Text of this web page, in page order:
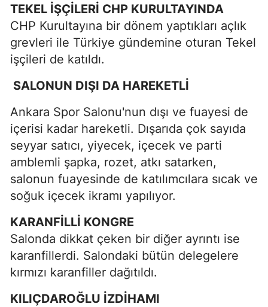
TEKEL İŞÇİLERİ CHP KURULTAYINDA
CHP Kurultayına bir dönem yaptıkları açlık
grevleri ile Türkiye gündemine oturan Tekel
işçileri de katıldı.
SALONUN DIŞI DA HAREKETLİ
Ankara Spor Salonu'nun dışı ve fuayesi de
içerisi kadar hareketli. Dışarıda çok sayıda
seyyar satıcı, yiyecek, içecek ve parti
amblemli şapka, rozet, atkı satarken,
salonun fuayesinde de katılımcılara sıcak ve
soğuk içecek ikramı yapılıyor.
KARANFİLLİ KONGRE
Salonda dikkat çeken bir diğer ayrıntı ise
karanfillerdi. Salondaki bütün delegelere
kırmızı karanfiller dağıtıldı.
KILIÇDAROĞLU İZDİHAMI